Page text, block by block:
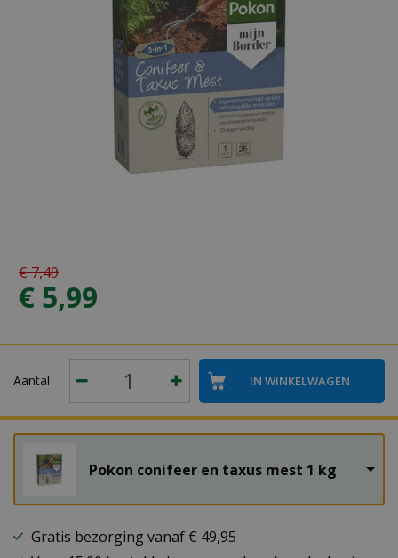
€7,49
€ 5,99
Aantal
Pokon conifeer en taxus mest 1 kg
Gratis bezorging vanaf € 49,95